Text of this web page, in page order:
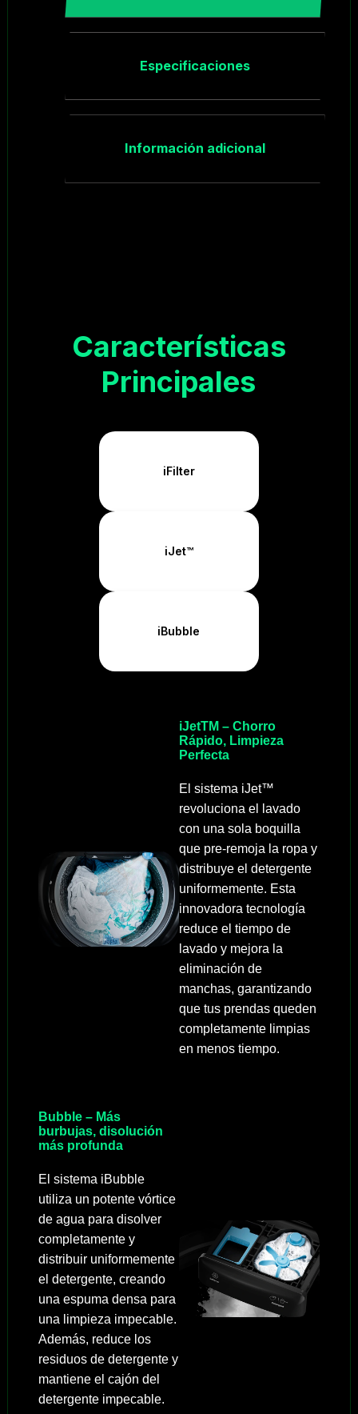
Especificaciones
Información adicional
Características
Principales
iFilter
iJet™
iBubble
iJetTM – Chorro
Rápido, Limpieza
Perfecta
El sistema iJet™
revoluciona el lavado
con una sola boquilla
que pre-remoja la ropa y
distribuye el detergente
uniformemente. Esta
innovadora tecnología
reduce el tiempo de
lavado y mejora la
eliminación de
manchas, garantizando
que tus prendas queden
completamente limpias
en menos tiempo.
Bubble – Más
burbujas, disolución
más profunda
El sistema iBubble
utiliza un potente vórtice
de agua para disolver
completamente y
distribuir uniformemente
el detergente, creando
una espuma densa para
una limpieza impecable.
Además, reduce los
residuos de detergente y
mantiene el cajón del
detergente impecable.